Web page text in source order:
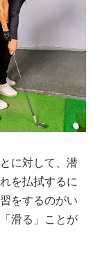
に対して、潜
を払拭するに
をするのがい
滑る」ことが